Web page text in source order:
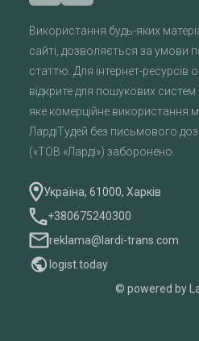
Використання будь-яких
сайті, дозволяється за умови
статтю. Для інтернет-ресурсів
відкрите для пошукових
яке комерційне використання
ЛардіТудей без письмового
(«ТОВ «Ларді») заборонено.
Україна, 61000, Харків
+380675240300
reklama@lardi-trans.com
logist.today
© powered by